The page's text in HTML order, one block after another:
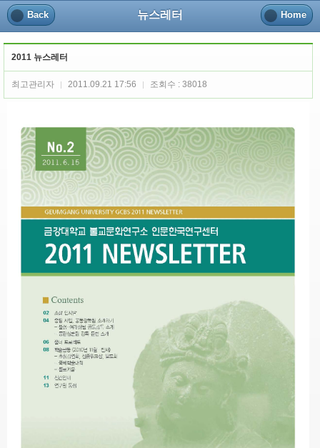
Back 뉴스레터 Home
2011 뉴스레터
최고관리자 2011.09.21 17:56 조회수 : 38018